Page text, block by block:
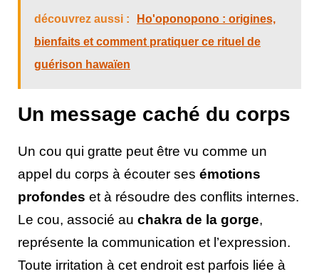
découvrez aussi :
Ho'oponopono : origines,
bienfaits et comment pratiquer ce rituel de
guérison hawaïen
Un message caché du corps
Un cou qui gratte peut être vu comme un
appel du corps à écouter ses émotions
profondes et à résoudre des conflits internes.
Le cou, associé au chakra de la gorge,
représente la communication et l’expression.
Toute irritation à cet endroit est parfois liée à